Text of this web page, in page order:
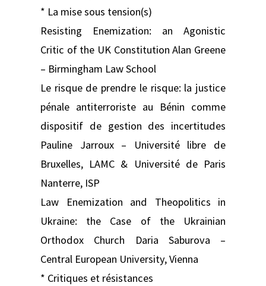
* La mise sous tension(s)
Resisting Enemization: an Agonistic
Critic of the UK Constitution Alan Greene
– Birmingham Law School
Le risque de prendre le risque: la justice
pénale antiterroriste au Bénin comme
dispositif de gestion des incertitudes
Pauline Jarroux – Université libre de
Bruxelles, LAMC & Université de Paris
Nanterre, ISP
Law Enemization and Theopolitics in
Ukraine: the Case of the Ukrainian
Orthodox Church Daria Saburova –
Central European University, Vienna
* Critiques et résistances